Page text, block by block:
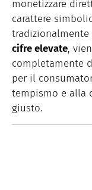
monetizzare
carattere
tradizionalmente
cifre elevate,
completamente
per il
tempismo e alla
giusto.